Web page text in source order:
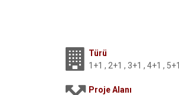
Türü
1+1 , 2+1 , 3+1 , 4+1 , 5+1
Proje Alanı